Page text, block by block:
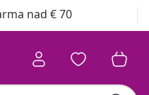
nad € 70